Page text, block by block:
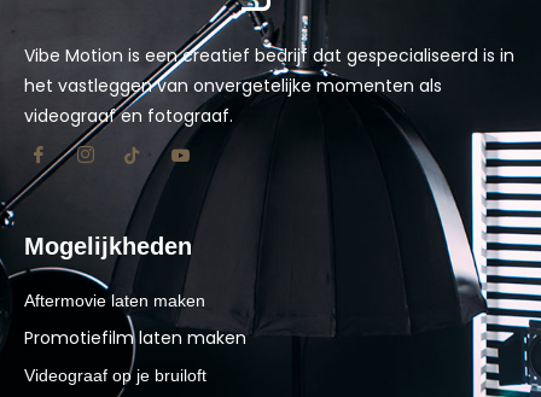
Vibe Motion is een creatief bedrijf dat gespecialiseerd is in
het vastleggen van onvergetelijke momenten als
videograaf en fotograaf.
Mogelijkheden
Aftermovie laten maken
Promotiefilm laten maken
Videograaf op je bruiloft